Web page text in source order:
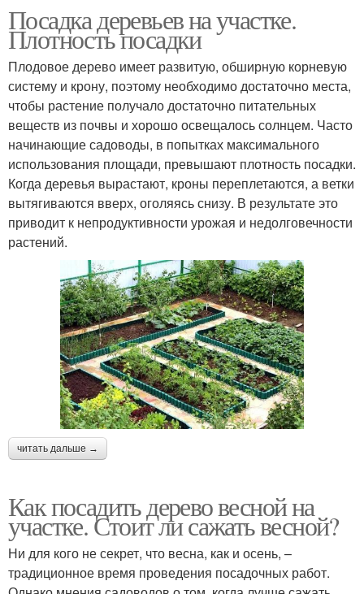
Посадка деревьев на участке.
Плотность посадки
Плодовое дерево имеет развитую, обширную корневую
систему и крону, поэтому необходимо достаточно места,
чтобы растение получало достаточно питательных
веществ из почвы и хорошо освещалось солнцем. Часто
начинающие садоводы, в попытках максимального
использования площади, превышают плотность посадки.
Когда деревья вырастают, кроны переплетаются, а ветки
вытягиваются вверх, оголяясь снизу. В результате это
приводит к непродуктивности урожая и недолговечности
растений.
читать дальше →
Как посадить дерево весной на
участке. Стоит ли сажать весной?
Ни для кого не секрет, что весна, как и осень, –
традиционное время проведения посадочных работ.